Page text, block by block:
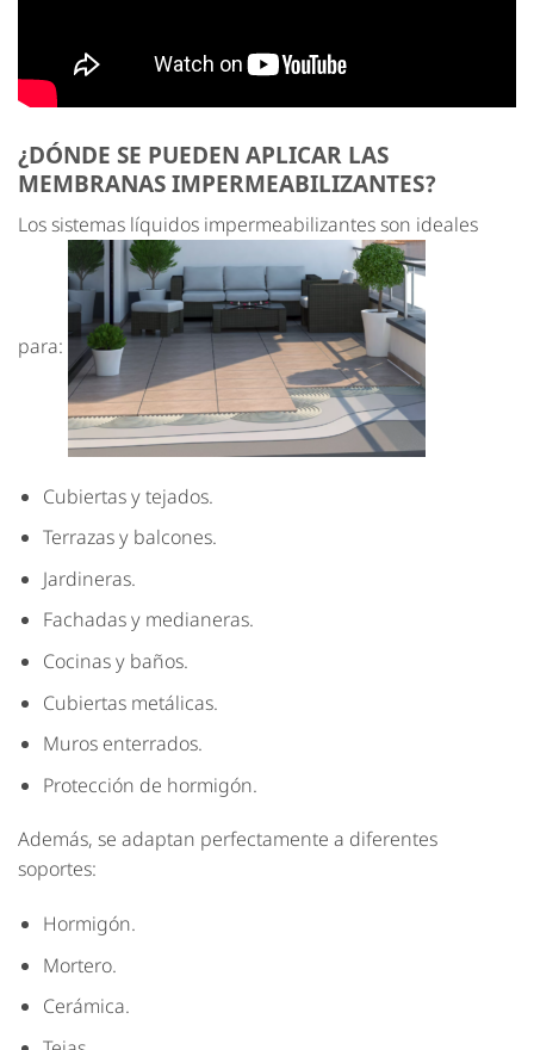
¿DÓNDE SE PUEDEN APLICAR LAS
MEMBRANAS IMPERMEABILIZANTES?
Los sistemas líquidos impermeabilizantes son ideales
para:
Cubiertas y tejados.
Terrazas y balcones.
Jardineras.
Fachadas y medianeras.
Cocinas y baños.
Cubiertas metálicas.
Muros enterrados.
Protección de hormigón.
Además, se adaptan perfectamente a diferentes
soportes:
Hormigón.
Mortero.
Cerámica.